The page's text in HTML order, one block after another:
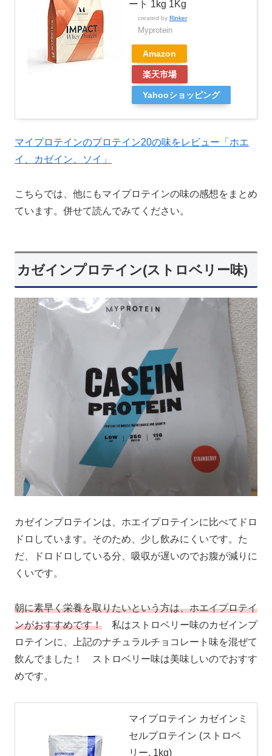
ート 1kg 1Kg
created by Rinker
Myprotein
Amazon
楽天市場
Yahooショッピング
マイプロテインのプロテイン20の味をレビュー「ホエ
イ、カゼイン、ソイ」
こちらでは、他にもマイプロテインの味の感想をまとめ
ています。併せて読んでみてください。
カゼインプロテイン(ストロベリー味)
カゼインプロテインは、ホエイプロテインに比べてドロ
ドロしています。そのため、少し飲みにくいです。た
だ、ドロドロしている分、吸収が遅いのでお腹が減りに
くいです。
朝に素早く栄養を取りたいという方は、ホエイプロテイ
ンがおすすめです！ 私はストロベリー味のカゼインプ
ロテインに、上記のナチュラルチョコレート味を混ぜて
飲んでました！ ストロベリー味は美味しいのでおすす
めです。
マイプロテイン カゼインミ
セルプロテイン (ストロベ
リー, 1kg)